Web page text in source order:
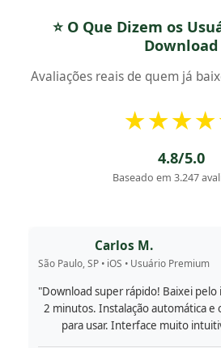
⭐ O Que Dizem os
Download
Avaliações reais de quem já
4.8/5.0
Baseado em 3.247
Carlos M.
São Paulo, SP • iOS • Usuário Premium
"Download super rápido! Baixei
2 minutos. Instalação automática e
para usar. Interface muito